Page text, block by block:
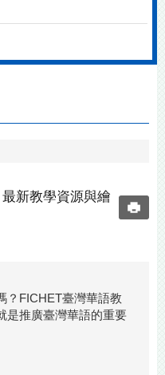
新教學資源與繪
？FICHET臺灣華語教
是推廣臺灣華語的重要